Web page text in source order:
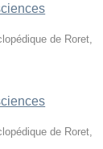
de Roret
de Roret